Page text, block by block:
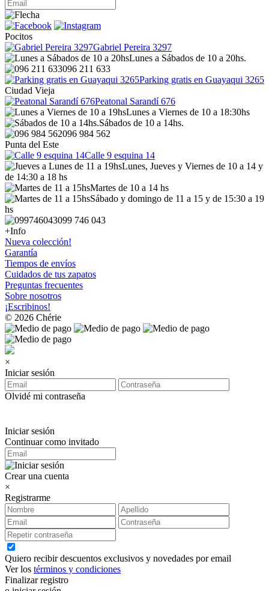
Pocitos
Gabriel Pereira 3297
Lunes a Sábados de 10 a 20hs.
096 211 633
Parking gratis en Guayaqui 3265
Ciudad Vieja
Peatonal Sarandí 676
Lunes a Viernes de 10 a 18:30hs
Sábados de 10 a 14hs.
096 984 562
Punta del Este
Calle 9 esquina 14
Lunes, Jueves y Viernes de 10 a 14 y
de 14:30 a 18 hs
Martes de 10 a 14 hs
Sábado y domingo de 11 a 15 y de 15:30 a 19
hs
099 746 043
+Info
Nueva colección!
Garantía
Tiempos de envíos
Cuidados de tus zapatos
Preguntas frecuentes
Sobre nosotros
¡Escribinos!
© 2026 Chérie
×
Iniciar sesión
Olvidé mi contraseña
Iniciar sesión
Continuar como invitado
Crear una cuenta
×
Registrarme
Quiero recibir descuentos exclusivos y novedades por email
Ver los términos y condiciones
Finalizar registro